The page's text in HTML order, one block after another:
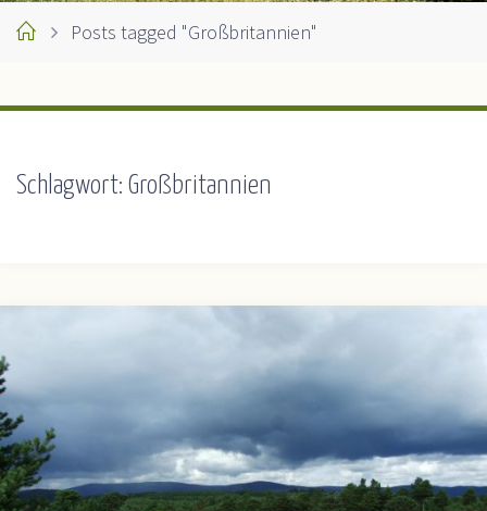
HomePosts tagged "Großbritannien"
Schlagwort: Großbritannien